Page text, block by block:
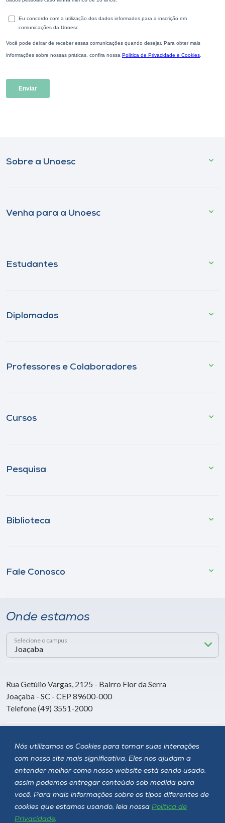
Nós utilizamos os Cookies para tornar suas interações
com nosso site mais significativa. Eles nos ajudam a
entender melhor como nosso website está sendo usado,
assim podemos entregar conteúdo sob medida para
você. Para mais informações sobre os tipos diferentes de
cookies que estamos usando, leia nossa Política de
Privacidade.
Sobre a Unoesc
Venha para a Unoesc
Estudantes
Diplomados
Professores e Colaboradores
Cursos
Pesquisa
Biblioteca
Fale Conosco
Onde estamos
Selecione o campus
Rua Getúlio Vargas, 2125 - Bairro Flor da Serra
Joaçaba - SC - CEP 89600-000
Telefone (49) 3551-2000
Siga a Unoesc